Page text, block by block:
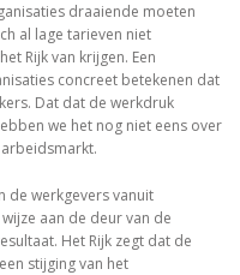
draaiende moeten
al lage tarieven niet
Rijk van krijgen. Een
concreet betekenen dat
Dat dat de werkdruk
we het nog niet eens over
de werkgevers vanuit
aan de deur van de
Het Rijk zegt dat de
stijging van het